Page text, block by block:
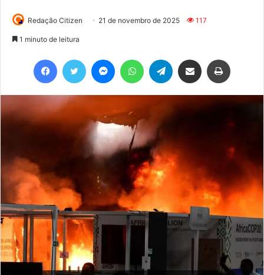
Redação Citizen 21 de novembro de 2025 117
1 minuto de leitura